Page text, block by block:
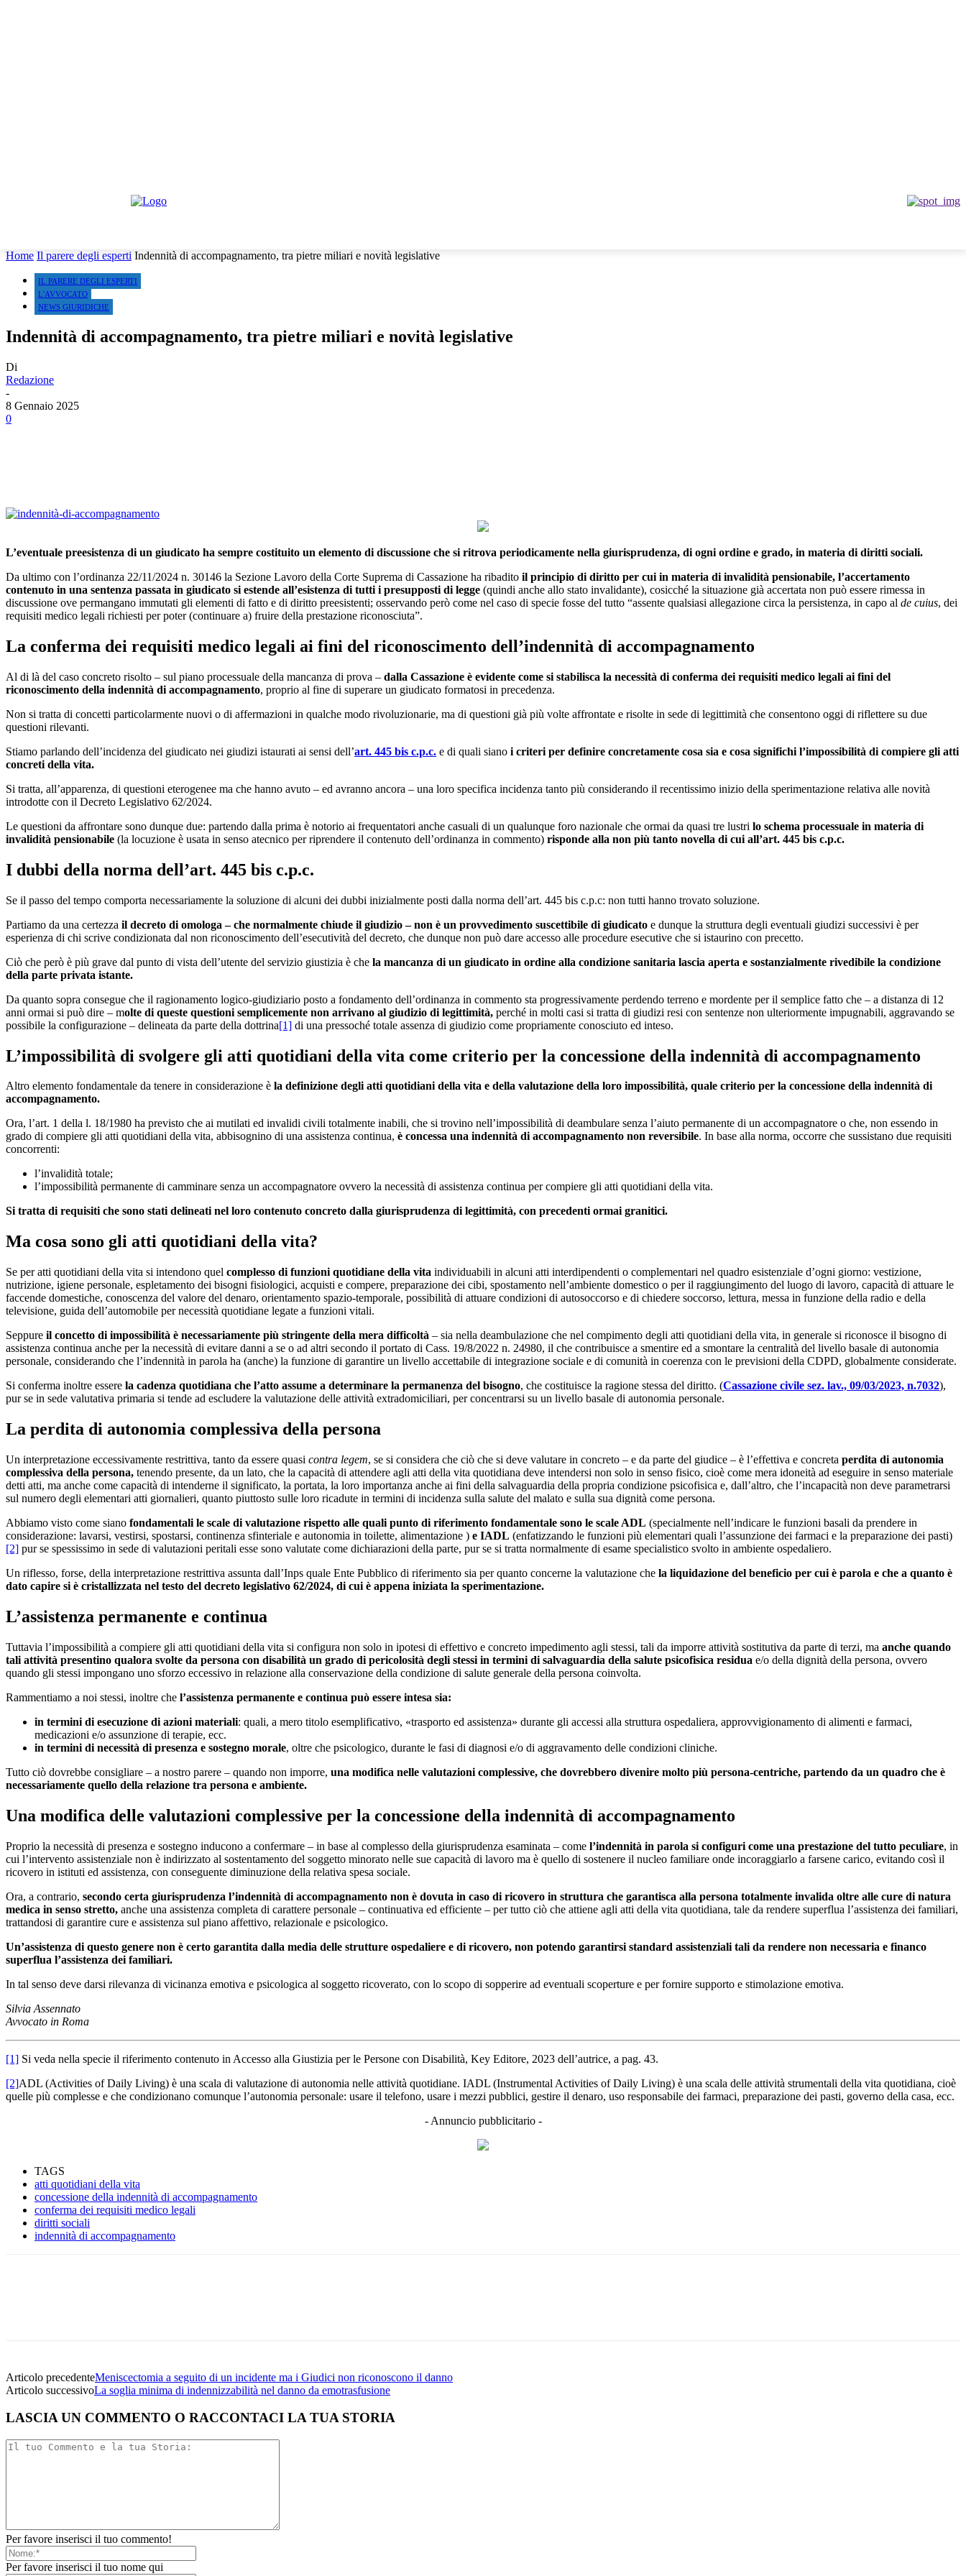
Home Il parere degli esperti Indennità di accompagnamento, tra pietre miliari e novità legislative
IL PARERE DEGLI ESPERTI
L'AVVOCATO
NEWS GIURIDICHE
Indennità di accompagnamento, tra pietre miliari e novità legislative
Di
Redazione
-
8 Gennaio 2025
0
L’eventuale preesistenza di un giudicato ha sempre costituito un elemento di discussione che si ritrova periodicamente nella giurisprudenza, di ogni ordine e grado, in materia di diritti sociali.
Da ultimo con l’ordinanza 22/11/2024 n. 30146 la Sezione Lavoro della Corte Suprema di Cassazione ha ribadito il principio di diritto per cui in materia di invalidità pensionabile, l’accertamento
contenuto in una sentenza passata in giudicato si estende all’esistenza di tutti i presupposti di legge (quindi anche allo stato invalidante), cosicché la situazione già accertata non può essere rimessa in
discussione ove permangano immutati gli elementi di fatto e di diritto preesistenti; osservando però come nel caso di specie fosse del tutto “assente qualsiasi allegazione circa la persistenza, in capo al de cuius, dei
requisiti medico legali richiesti per poter (continuare a) fruire della prestazione riconosciuta”.
La conferma dei requisiti medico legali ai fini del riconoscimento dell’indennità di accompagnamento
Al di là del caso concreto risolto – sul piano processuale della mancanza di prova – dalla Cassazione è evidente come si stabilisca la necessità di conferma dei requisiti medico legali ai fini del
riconoscimento della indennità di accompagnamento, proprio al fine di superare un giudicato formatosi in precedenza.
Non si tratta di concetti particolarmente nuovi o di affermazioni in qualche modo rivoluzionarie, ma di questioni già più volte affrontate e risolte in sede di legittimità che consentono oggi di riflettere su due
questioni rilevanti.
Stiamo parlando dell’incidenza del giudicato nei giudizi istaurati ai sensi dell’art. 445 bis c.p.c. e di quali siano i criteri per definire concretamente cosa sia e cosa significhi l’impossibilità di compiere gli atti
concreti della vita.
Si tratta, all’apparenza, di questioni eterogenee ma che hanno avuto – ed avranno ancora – una loro specifica incidenza tanto più considerando il recentissimo inizio della sperimentazione relativa alle novità
introdotte con il Decreto Legislativo 62/2024.
Le questioni da affrontare sono dunque due: partendo dalla prima è notorio ai frequentatori anche casuali di un qualunque foro nazionale che ormai da quasi tre lustri lo schema processuale in materia di
invalidità pensionabile (la locuzione è usata in senso atecnico per riprendere il contenuto dell’ordinanza in commento) risponde alla non più tanto novella di cui all’art. 445 bis c.p.c.
I dubbi della norma dell’art. 445 bis c.p.c.
Se il passo del tempo comporta necessariamente la soluzione di alcuni dei dubbi inizialmente posti dalla norma dell’art. 445 bis c.p.c: non tutti hanno trovato soluzione.
Partiamo da una certezza il decreto di omologa – che normalmente chiude il giudizio – non è un provvedimento suscettibile di giudicato e dunque la struttura degli eventuali giudizi successivi è per
esperienza di chi scrive condizionata dal non riconoscimento dell’esecutività del decreto, che dunque non può dare accesso alle procedure esecutive che si istaurino con precetto.
Ciò che però è più grave dal punto di vista dell’utente del servizio giustizia è che la mancanza di un giudicato in ordine alla condizione sanitaria lascia aperta e sostanzialmente rivedibile la condizione
della parte privata istante.
Da quanto sopra consegue che il ragionamento logico-giudiziario posto a fondamento dell’ordinanza in commento sta progressivamente perdendo terreno e mordente per il semplice fatto che – a distanza di 12
anni ormai si può dire – molte di queste questioni semplicemente non arrivano al giudizio di legittimità, perché in molti casi si tratta di giudizi resi con sentenze non ulteriormente impugnabili, aggravando se
possibile la configurazione – delineata da parte della dottrina[1] di una pressoché totale assenza di giudizio come propriamente conosciuto ed inteso.
L’impossibilità di svolgere gli atti quotidiani della vita come criterio per la concessione della indennità di accompagnamento
Altro elemento fondamentale da tenere in considerazione è la definizione degli atti quotidiani della vita e della valutazione della loro impossibilità, quale criterio per la concessione della indennità di
accompagnamento.
Ora, l’art. 1 della l. 18/1980 ha previsto che ai mutilati ed invalidi civili totalmente inabili, che si trovino nell’impossibilità di deambulare senza l’aiuto permanente di un accompagnatore o che, non essendo in
grado di compiere gli atti quotidiani della vita, abbisognino di una assistenza continua, è concessa una indennità di accompagnamento non reversibile. In base alla norma, occorre che sussistano due requisiti
concorrenti:
l’invalidità totale;
l’impossibilità permanente di camminare senza un accompagnatore ovvero la necessità di assistenza continua per compiere gli atti quotidiani della vita.
Si tratta di requisiti che sono stati delineati nel loro contenuto concreto dalla giurisprudenza di legittimità, con precedenti ormai granitici.
Ma cosa sono gli atti quotidiani della vita?
Se per atti quotidiani della vita si intendono quel complesso di funzioni quotidiane della vita individuabili in alcuni atti interdipendenti o complementari nel quadro esistenziale d’ogni giorno: vestizione,
nutrizione, igiene personale, espletamento dei bisogni fisiologici, acquisti e compere, preparazione dei cibi, spostamento nell’ambiente domestico o per il raggiungimento del luogo di lavoro, capacità di attuare le
faccende domestiche, conoscenza del valore del denaro, orientamento spazio-temporale, possibilità di attuare condizioni di autosoccorso e di chiedere soccorso, lettura, messa in funzione della radio e della
televisione, guida dell’automobile per necessità quotidiane legate a funzioni vitali.
Seppure il concetto di impossibilità è necessariamente più stringente della mera difficoltà – sia nella deambulazione che nel compimento degli atti quotidiani della vita, in generale si riconosce il bisogno di
assistenza continua anche per la necessità di evitare danni a se o ad altri secondo il portato di Cass. 19/8/2022 n. 24980, il che contribuisce a smentire ed a smontare la centralità del livello basale di autonomia
personale, considerando che l’indennità in parola ha (anche) la funzione di garantire un livello accettabile di integrazione sociale e di comunità in coerenza con le previsioni della CDPD, globalmente considerate.
Si conferma inoltre essere la cadenza quotidiana che l’atto assume a determinare la permanenza del bisogno, che costituisce la ragione stessa del diritto. (Cassazione civile sez. lav., 09/03/2023, n.7032),
pur se in sede valutativa primaria si tende ad escludere la valutazione delle attività extradomiciliari, per concentrarsi su un livello basale di autonomia personale.
La perdita di autonomia complessiva della persona
Un interpretazione eccessivamente restrittiva, tanto da essere quasi contra legem, se si considera che ciò che si deve valutare in concreto – e da parte del giudice – è l’effettiva e concreta perdita di autonomia
complessiva della persona, tenendo presente, da un lato, che la capacità di attendere agli atti della vita quotidiana deve intendersi non solo in senso fisico, cioè come mera idoneità ad eseguire in senso materiale
detti atti, ma anche come capacità di intenderne il significato, la portata, la loro importanza anche ai fini della salvaguardia della propria condizione psicofisica e, dall’altro, che l’incapacità non deve parametrarsi
sul numero degli elementari atti giornalieri, quanto piuttosto sulle loro ricadute in termini di incidenza sulla salute del malato e sulla sua dignità come persona.
Abbiamo visto come siano fondamentali le scale di valutazione rispetto alle quali punto di riferimento fondamentale sono le scale ADL (specialmente nell’indicare le funzioni basali da prendere in
considerazione: lavarsi, vestirsi, spostarsi, continenza sfinteriale e autonomia in toilette, alimentazione ) e IADL (enfatizzando le funzioni più elementari quali l’assunzione dei farmaci e la preparazione dei pasti)
[2] pur se spessissimo in sede di valutazioni peritali esse sono valutate come dichiarazioni della parte, pur se si tratta normalmente di esame specialistico svolto in ambiente ospedaliero.
Un riflesso, forse, della interpretazione restrittiva assunta dall’Inps quale Ente Pubblico di riferimento sia per quanto concerne la valutazione che la liquidazione del beneficio per cui è parola e che a quanto è
dato capire si è cristallizzata nel testo del decreto legislativo 62/2024, di cui è appena iniziata la sperimentazione.
L’assistenza permanente e continua
Tuttavia l’impossibilità a compiere gli atti quotidiani della vita si configura non solo in ipotesi di effettivo e concreto impedimento agli stessi, tali da imporre attività sostitutiva da parte di terzi, ma anche quando
tali attività presentino qualora svolte da persona con disabilità un grado di pericolosità degli stessi in termini di salvaguardia della salute psicofisica residua e/o della dignità della persona, ovvero
quando gli stessi impongano uno sforzo eccessivo in relazione alla conservazione della condizione di salute generale della persona coinvolta.
Rammentiamo a noi stessi, inoltre che l’assistenza permanente e continua può essere intesa sia:
in termini di esecuzione di azioni materiali: quali, a mero titolo esemplificativo, «trasporto ed assistenza» durante gli accessi alla struttura ospedaliera, approvvigionamento di alimenti e farmaci,
medicazioni e/o assunzione di terapie, ecc.
in termini di necessità di presenza e sostegno morale, oltre che psicologico, durante le fasi di diagnosi e/o di aggravamento delle condizioni cliniche.
Tutto ciò dovrebbe consigliare – a nostro parere – quando non imporre, una modifica nelle valutazioni complessive, che dovrebbero divenire molto più persona-centriche, partendo da un quadro che è
necessariamente quello della relazione tra persona e ambiente.
Una modifica delle valutazioni complessive per la concessione della indennità di accompagnamento
Proprio la necessità di presenza e sostegno inducono a confermare – in base al complesso della giurisprudenza esaminata – come l’indennità in parola si configuri come una prestazione del tutto peculiare, in
cui l’intervento assistenziale non è indirizzato al sostentamento del soggetto minorato nelle sue capacità di lavoro ma è quello di sostenere il nucleo familiare onde incoraggiarlo a farsene carico, evitando così il
ricovero in istituti ed assistenza, con conseguente diminuzione della relativa spesa sociale.
Ora, a contrario, secondo certa giurisprudenza l’indennità di accompagnamento non è dovuta in caso di ricovero in struttura che garantisca alla persona totalmente invalida oltre alle cure di natura
medica in senso stretto, anche una assistenza completa di carattere personale – continuativa ed efficiente – per tutto ciò che attiene agli atti della vita quotidiana, tale da rendere superflua l’assistenza dei familiari,
trattandosi di garantire cure e assistenza sul piano affettivo, relazionale e psicologico.
Un’assistenza di questo genere non è certo garantita dalla media delle strutture ospedaliere e di ricovero, non potendo garantirsi standard assistenziali tali da rendere non necessaria e financo
superflua l’assistenza dei familiari.
In tal senso deve darsi rilevanza di vicinanza emotiva e psicologica al soggetto ricoverato, con lo scopo di sopperire ad eventuali scoperture e per fornire supporto e stimolazione emotiva.
Silvia Assennato
Avvocato in Roma
[1] Si veda nella specie il riferimento contenuto in Accesso alla Giustizia per le Persone con Disabilità, Key Editore, 2023 dell’autrice, a pag. 43.
[2]ADL (Activities of Daily Living) è una scala di valutazione di autonomia nelle attività quotidiane. IADL (Instrumental Activities of Daily Living) è una scala delle attività strumentali della vita quotidiana, cioè
quelle più complesse e che condizionano comunque l’autonomia personale: usare il telefono, usare i mezzi pubblici, gestire il denaro, uso responsabile dei farmaci, preparazione dei pasti, governo della casa, ecc.
- Annuncio pubblicitario -
TAGS
atti quotidiani della vita
concessione della indennità di accompagnamento
conferma dei requisiti medico legali
diritti sociali
indennità di accompagnamento
Articolo precedenteMeniscectomia a seguito di un incidente ma i Giudici non riconoscono il danno
Articolo successivoLa soglia minima di indennizzabilità nel danno da emotrasfusione
LASCIA UN COMMENTO O RACCONTACI LA TUA STORIA
Per favore inserisci il tuo commento!
Per favore inserisci il tuo nome qui